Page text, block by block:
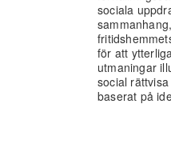
sociala
för att
utmaningar
social
baserat på